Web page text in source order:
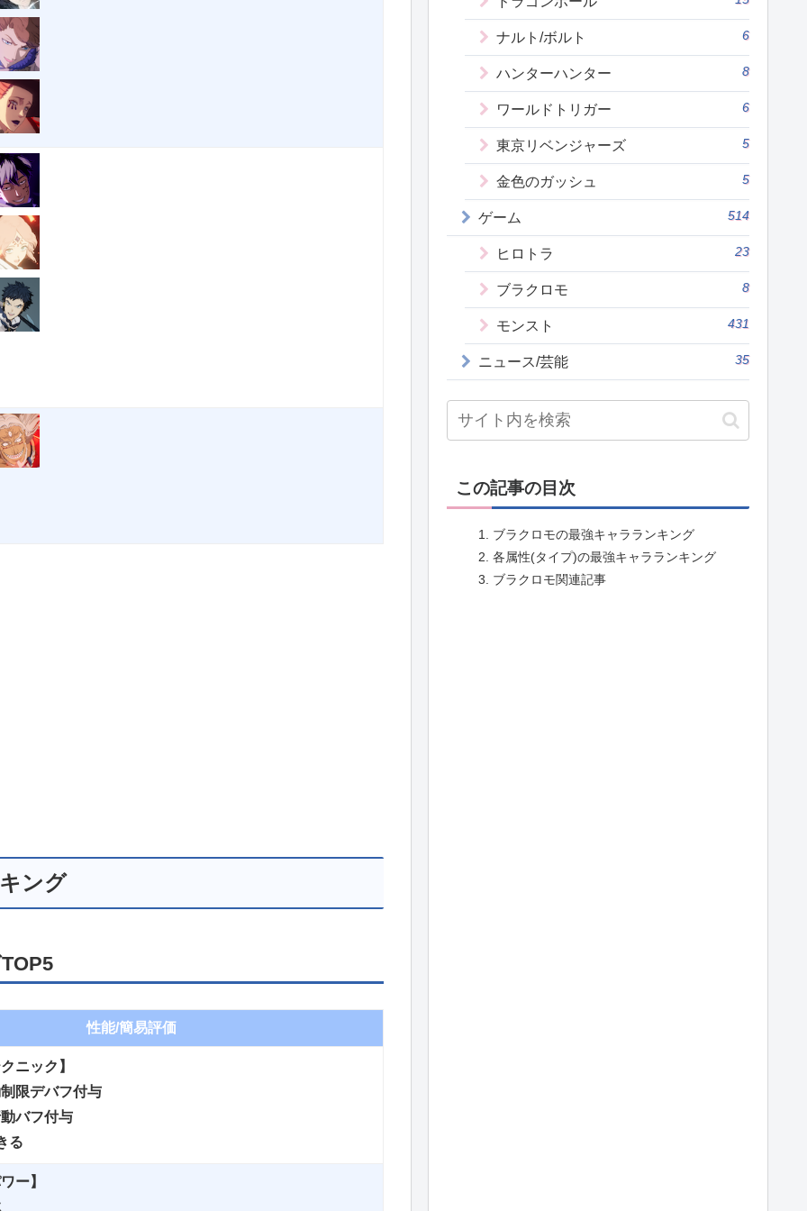
ング
性能/簡易評価
ニック】
限デバフ付与
バフ付与
る
ー】
ナルト/ボルト 6
ハンターハンター 8
ワールドトリガー 6
東京リベンジャーズ 5
金色のガッシュ 5
ゲーム 514
ヒロトラ 23
ブラクロモ 8
モンスト 431
ニュース/芸能 35
この記事の目次
ブラクロモの最強キャラランキング
各属性(タイプ)の最強キャラランキング
ブラクロモ関連記事